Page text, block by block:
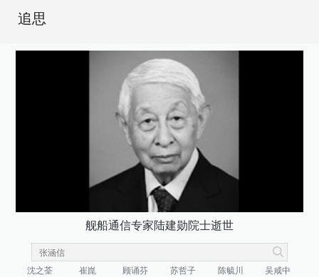
追思
舰船通信专家陆建勋院士逝世
沈之荃 崔崑 顾诵芬 苏哲子 陈毓川
吴咸中